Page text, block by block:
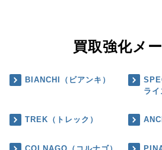
買取強化メ
BIANCHI（ビアンキ）
ライ
TREK（トレック）